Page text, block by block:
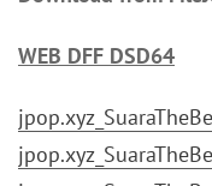
WEB DFF DSD64